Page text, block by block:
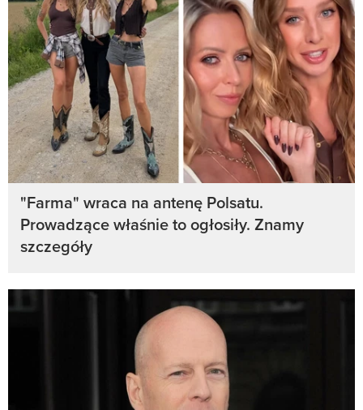
"Farma" wraca na antenę Polsatu.
Prowadzące właśnie to ogłosiły. Znamy
szczegóły